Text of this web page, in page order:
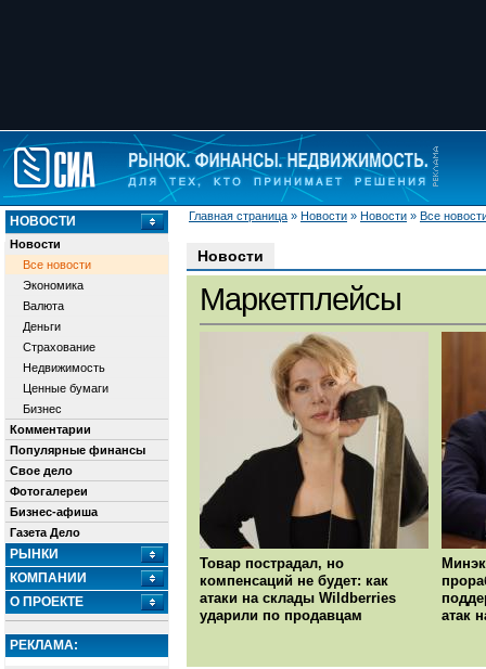
Главная страница » Новости » Новости » Все
НОВОСТИ
Новости
Все новости
Экономика
Валюта
Деньги
Страхование
Недвижимость
Ценные бумаги
Бизнес
Комментарии
Популярные финансы
Свое дело
Фотогалереи
Бизнес-афиша
Газета Дело
РЫНКИ
КОМПАНИИ
О ПРОЕКТЕ
РЕКЛАМА:
Новости
Маркетплейсы
Товар пострадал, но
компенсаций не будет: как
атаки на склады Wildberries
ударили по продавцам
атак